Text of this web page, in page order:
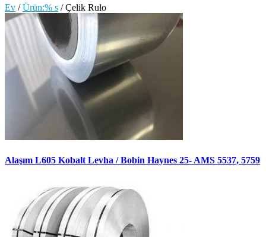
Ev /Ürün:% s /Çelik Rulo
Alaşım L605 Kobalt Levha / Bobin Haynes 25- AMS 5537, 5759